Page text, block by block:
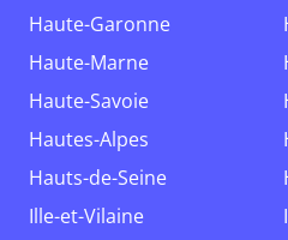
Haute-Garonne
Haute-Marne
Haute-Savoie
Hautes-Alpes
Hauts-de-Seine
Ille-et-Vilaine